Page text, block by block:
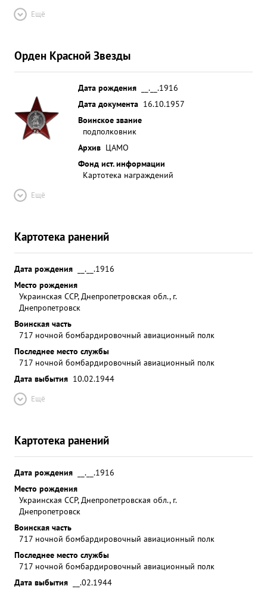
Ещё
Орден Красной Звезды
Дата рождения
__.__.1916
Дата документа 16.10.1957
Воинское звание
подполковник
Архив ЦАМО
Фонд ист. информации
Картотека награждений
Ещё
Картотека ранений
Дата рождения
__.__.1916
Место рождения
Украинская ССР, Днепропетровская обл., г.
Днепропетровск
Воинская часть
717 ночной бомбардировочный авиационный полк
Последнее место службы
717 ночной бомбардировочный авиационный полк
Дата выбытия 10.02.1944
Ещё
Картотека ранений
Дата рождения
__.__.1916
Место рождения
Украинская ССР, Днепропетровская обл., г.
Днепропетровск
Воинская часть
717 ночной бомбардировочный авиационный полк
Последнее место службы
717 ночной бомбардировочный авиационный полк
Дата выбытия
__.02.1944